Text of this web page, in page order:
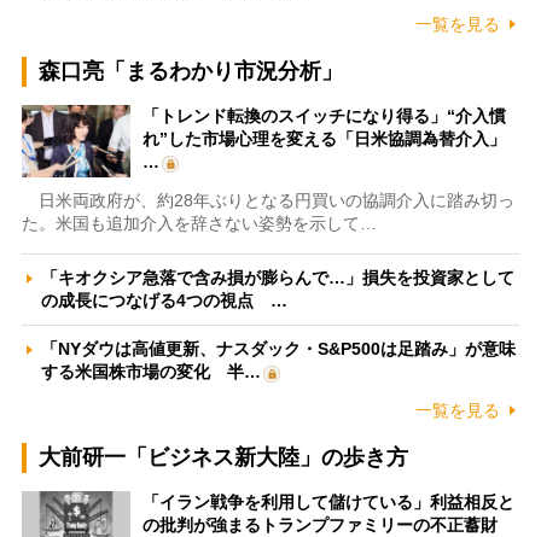
一覧を見る
森口亮「まるわかり市況分析」
「トレンド転換のスイッチになり得る」“介入慣
れ”した市場心理を変える「日米協調為替介入」
…
日米両政府が、約28年ぶりとなる円買いの協調介入に踏み切っ
た。米国も追加介入を辞さない姿勢を示して…
「キオクシア急落で含み損が膨らんで…」損失を投資家として
の成長につなげる4つの視点 …
「NYダウは高値更新、ナスダック・S&P500は足踏み」が意味
する米国株市場の変化 半…
一覧を見る
大前研一「ビジネス新大陸」の歩き方
「イラン戦争を利用して儲けている」利益相反と
の批判が強まるトランプファミリーの不正蓄財